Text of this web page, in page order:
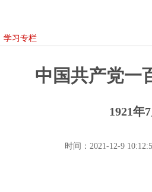
学习专栏
中国共产党一
1921年
时间：2021-12-9